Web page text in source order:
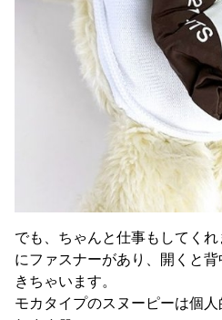
でも、ちゃんと仕事もしてく
にファスナーがあり、開くと
きちゃいます。
モカタイプのスヌーピーは個